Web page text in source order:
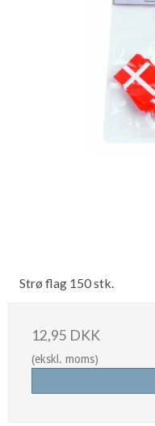
Strø flag 150 stk.
12,95 DKK
(ekskl. moms)